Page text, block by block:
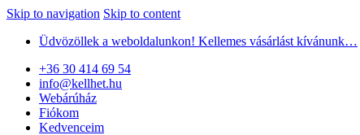
Skip to navigation Skip to content
Üdvözöllek a weboldalunkon! Kellemes vásárlást kívánunk…
+36 30 414 69 54
info@kellhet.hu
Webárúház
Fiókom
Kedvenceim